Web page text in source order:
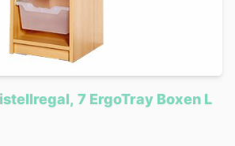
7 ErgoTray Boxen L